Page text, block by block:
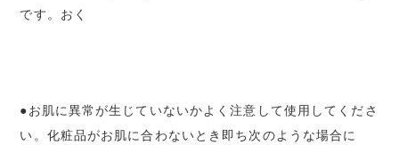
です。おく
●お肌に異常が生じていないかよく注意して使用してくださ
い。化粧品がお肌に合わないとき即ち次のような場合に